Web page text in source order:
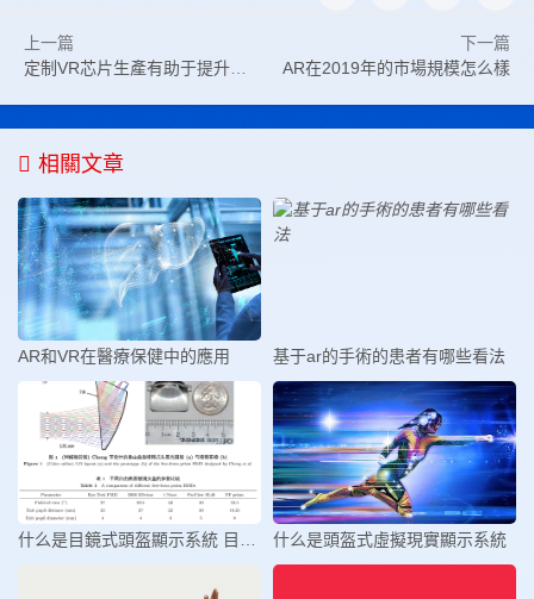
上一篇
定制VR芯片生產有助于提升計算能力
下一篇
AR在2019年的市場規模怎么樣
相關文章
AR和VR在醫療保健中的應用 基于ar的手術的患者有哪些看法
什么是目鏡式頭盔顯示系統 目鏡式 什么是頭盔式虛擬現實顯示系統